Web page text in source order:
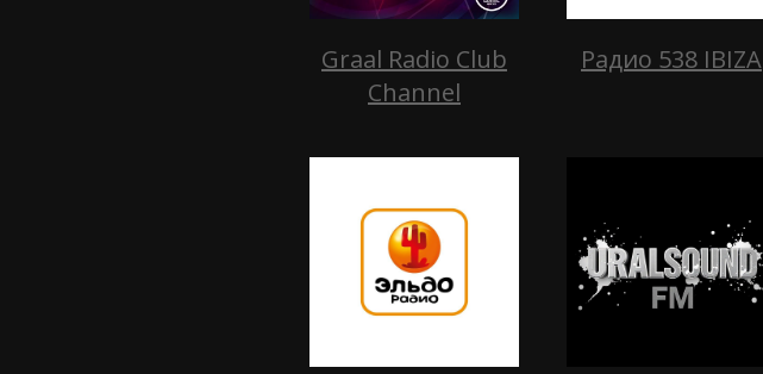
Graal Radio Club
Channel
Радио 538 IBIZA